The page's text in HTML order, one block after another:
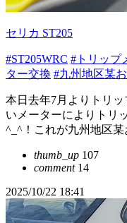
セリカ ST205
#ST205WRC #トリップ
ター交換 #九州地区某
本日去年7月よりトリ
いメーターによりトリ
^_^！これが九州地区
thumb_up 107
comment14
2025/10/22 18:41